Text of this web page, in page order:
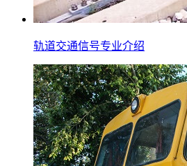
轨道交通信号专业介绍